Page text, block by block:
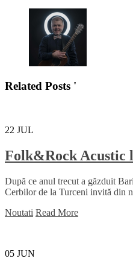
Related Posts '
22 JUL
Folk&Rock Acustic
După ce anul trecut a găzduit
Cerbilor de la Turceni invită din
Noutati Read More
05 JUN